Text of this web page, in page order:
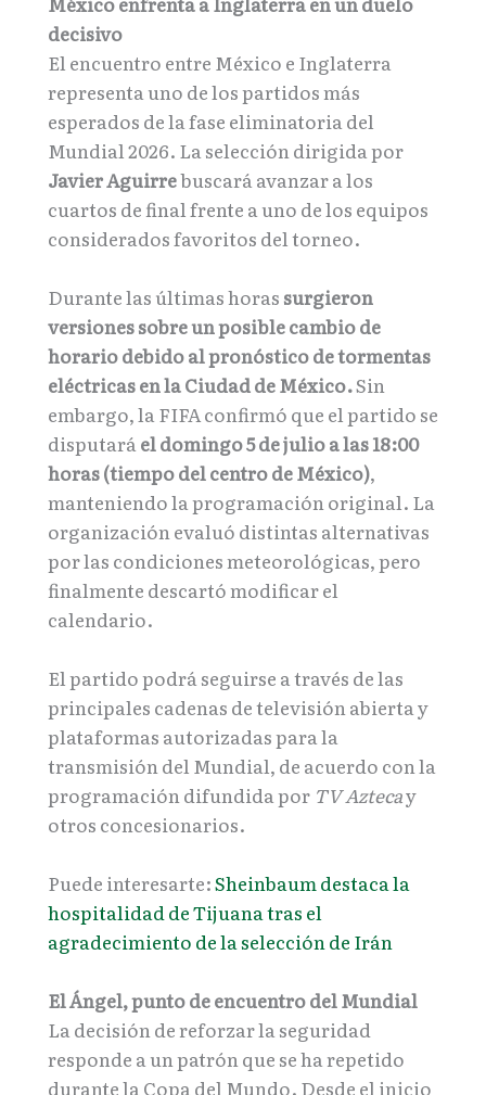
decisivo
El encuentro entre México e Inglaterra
representa uno de los partidos más
esperados de la fase eliminatoria del
Mundial 2026. La selección dirigida por
Javier Aguirrebuscará avanzar a los
cuartos de final frente a uno de los equipos
considerados favoritos del torneo.
Durante las últimas horas surgieron
versiones sobre un posible cambio de
horario debido al pronóstico de tormentas
eléctricas en la Ciudad de México.Sin
embargo, la FIFA confirmó que el partido se
disputará el domingo 5 de julio a las 18:00
horas (tiempo del centro de México),
manteniendo la programación original. La
organización evaluó distintas alternativas
por las condiciones meteorológicas, pero
finalmente descartó modificar el
calendario.
El partido podrá seguirse a través de las
principales cadenas de televisión abierta y
plataformas autorizadas para la
transmisión del Mundial, de acuerdo con la
programación difundida por TV Aztecay
otros concesionarios.
Puede interesarte:Sheinbaum destaca la
hospitalidad de Tijuana tras el
agradecimiento de la selección de Irán
El Ángel, punto de encuentro del Mundial
La decisión de reforzar la seguridad
responde a un patrón que se ha repetido
durante la Copa del Mundo. Desde el inicio